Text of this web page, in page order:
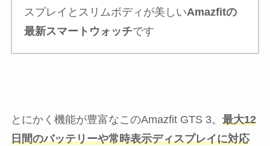
スプレイとスリムボディが美しいAmazfitの
最新スマートウォッチです
とにかく機能が豊富なこのAmazfit GTS 3。 最大12
日間のバッテリーや常時表示ディスプレイに対応